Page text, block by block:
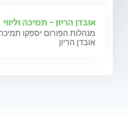
אובדן הריון - תמיכה וליווי
מנהלות הפורום יספקו תמיכה,
אובדן הריון